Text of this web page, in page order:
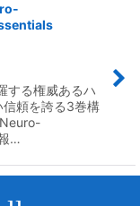
する権威あるハ
信頼を誇る3巻構
…